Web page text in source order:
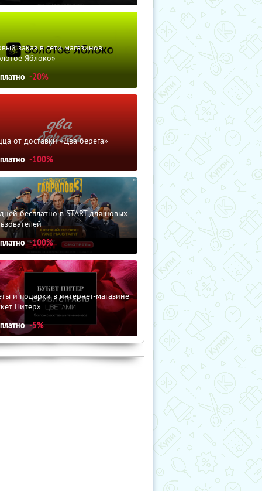
заказ в сети магазинов
Яблоко»
-20%
от доставки «Два берега»
-100%
бесплатно в START для новых
-100%
и подарки в интернет-магазине
Питер»
-5%